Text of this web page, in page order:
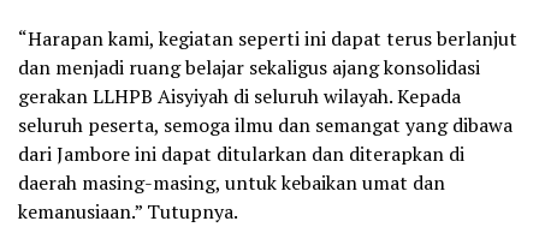
“Harapan kami, kegiatan seperti ini dapat terus berlanjut
dan menjadi ruang belajar sekaligus ajang konsolidasi
gerakan LLHPB Aisyiyah di seluruh wilayah. Kepada
seluruh peserta, semoga ilmu dan semangat yang dibawa
dari Jambore ini dapat ditularkan dan diterapkan di
daerah masing-masing, untuk kebaikan umat dan
kemanusiaan.” Tutupnya.